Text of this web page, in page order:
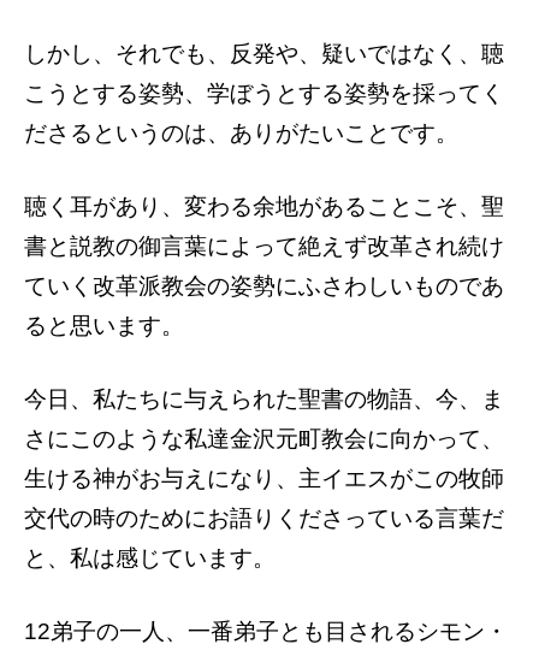
しかし、それでも、反発や、疑いではなく、聴
こうとする姿勢、学ぼうとする姿勢を採ってく
ださるというのは、ありがたいことです。
聴く耳があり、変わる余地があることこそ、聖
書と説教の御言葉によって絶えず改革され続け
ていく改革派教会の姿勢にふさわしいものであ
ると思います。
今日、私たちに与えられた聖書の物語、今、ま
さにこのような私達金沢元町教会に向かって、
生ける神がお与えになり、主イエスがこの牧師
交代の時のためにお語りくださっている言葉だ
と、私は感じています。
12弟子の一人、一番弟子とも目されるシモン・